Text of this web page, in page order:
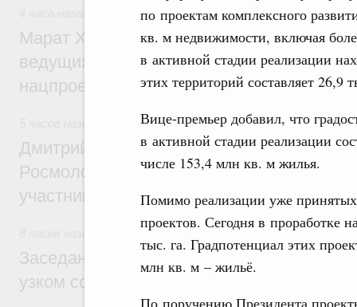
по проектам комплексного
кв. м недвижимости, включая
в активной стадии реализации
этих территорий составляет
Вице-премьер добавил, что
в активной стадии реализации
числе 153,4 млн кв. м жилья.
Помимо реализации уже
проектов. Сегодня в проработке
тыс. га. Градпотенциал этих
млн кв. м – жильё.
По поручению Президента
Национальный проект «Инфраструктура
Марат Хуснуллин: Порядка 200
ведущих к спортивным объектам,
нацпроекту «Инфраструктура для
Молодёжная политика
Дмитрий Чернышенко, Сергей Кравцов и
Росмолодёжи Григорий Гуров
участников проекта «Кольцо открытий»
Евразийский экономический союз.
Заседание Евразийского
узком составе